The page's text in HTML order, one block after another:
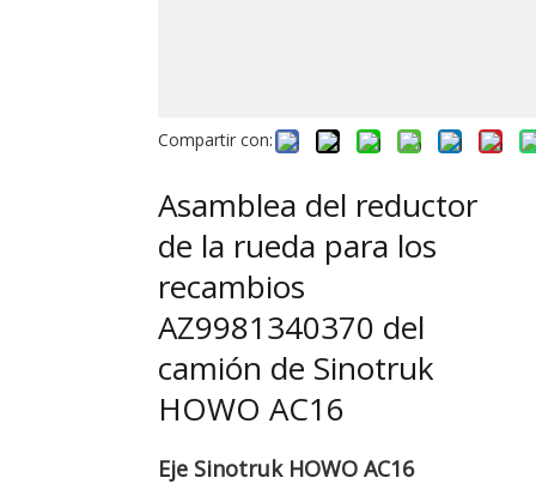
Compartir con:
Asamblea del reductor
de la rueda para los
recambios
AZ9981340370 del
camión de Sinotruk
HOWO AC16
Eje Sinotruk HOWO AC16